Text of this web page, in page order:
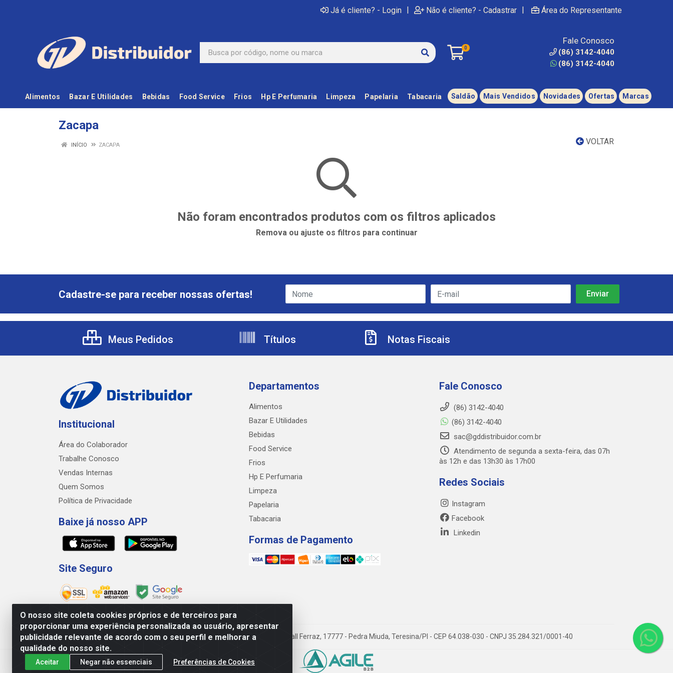
Já é cliente? - Login | Não é cliente? - Cadastrar | Área do Representante
0
Fale Conosco
(86) 3142-4040
(86) 3142-4040
Alimentos Bazar E Utilidades Bebidas Food Service Frios Hp E Perfumaria Limpeza Papelaria Tabacaria Saldão Mais Vendidos Novidades Ofertas Marcas
Zacapa
VOLTAR
INÍCIO ZACAPA
Não foram encontrados produtos com os filtros aplicados
Remova ou ajuste os filtros para continuar
O nosso site coleta cookies próprios e de terceiros para
proporcionar uma experiência personalizada ao usuário, apresentar
publicidade relevante de acordo com o seu perfil e melhorar a
qualidade do nosso site.
Aceitar Negar não essenciais Preferências de Cookies
Cadastre-se para receber nossas ofertas!
Meus Pedidos Títulos Notas Fiscais
Institucional
Área do Colaborador
Trabalhe Conosco
Vendas Internas
Quem Somos
Política de Privacidade
Baixe já nosso APP
Site Seguro
Departamentos
Alimentos
Bazar E Utilidades
Bebidas
Food Service
Frios
Hp E Perfumaria
Limpeza
Papelaria
Tabacaria
Formas de Pagamento
Fale Conosco
(86) 3142-4040
(86) 3142-4040
sac@gddistribuidor.com.br
Atendimento de segunda a sexta-feira, das 07h
às 12h e das 13h30 às 17h00
Redes Sociais
Instagram
Facebook
Linkedin
GD DISTRIBUIDOR DE ALIMENTOS LTDA - Avenida Prefeito Wall Ferraz, 17777 - Pedra Miuda, Teresina/PI - CEP 64.038-030 - CNPJ 35.284.321/0001-40